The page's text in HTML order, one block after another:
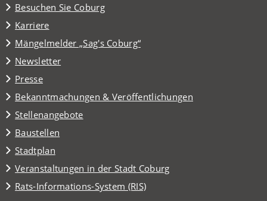
Besuchen Sie Coburg
(Öffnet
in
einem
neuen
Tab)
Karriere
Mängelmelder „Sag's Coburg“
(Öffnet
in
einem
neuen
Tab)
Newsletter
Presse
Bekanntmachungen & Veröffentlichungen
Stellenangebote
Baustellen
Stadtplan
(Öffnet
in
einem
neuen
Veranstaltungen in der Stadt Coburg
(Öffnet
in
einem
Rats-Informations-System (RIS)
(Öffnet